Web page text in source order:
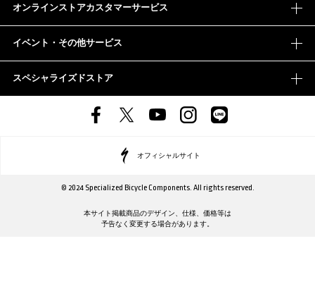
オンラインストアカスタマーサービス
イベント・その他サービス
スペシャライズドストア
オフィシャルサイト
© 2024 Specialized Bicycle Components. All rights reserved.
本サイト掲載商品のデザイン、仕様、価格等は
予告なく変更する場合があります。